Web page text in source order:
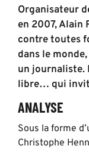
Organisateur
en 2007, Alain
contre toutes
dans le
un journaliste.
libre… qui
ANALYSE
Sous la forme
Christophe